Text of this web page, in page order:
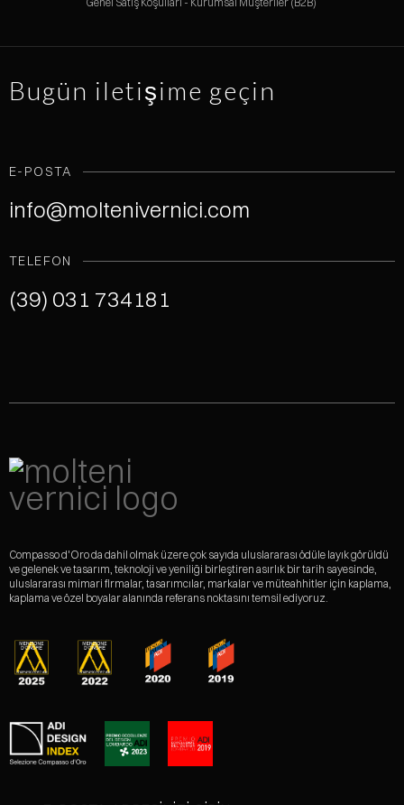
Bugün iletişime geçin
E-POSTA
info@moltenivernici.com
TELEFON
(39) 031 734181
Compasso d'Oro da dahil olmak üzere çok sayıda uluslararası ödüle layık görüldü
ve gelenek ve tasarım, teknoloji ve yeniliği birleştiren asırlık bir tarih sayesinde,
uluslararası mimari firmalar, tasarımcılar, markalar ve müteahhitler için kaplama,
kaplama ve özel boyalar alanında referans noktasını temsil ediyoruz.